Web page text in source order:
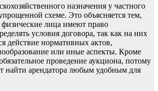
назначения у частного
схеме. Это объясняется тем,
лица имеют право
условия договора, так как на них
действие нормативных актов,
или иные аспекты. Кроме
проведение аукциона, потому
найти арендатора любым удобным для